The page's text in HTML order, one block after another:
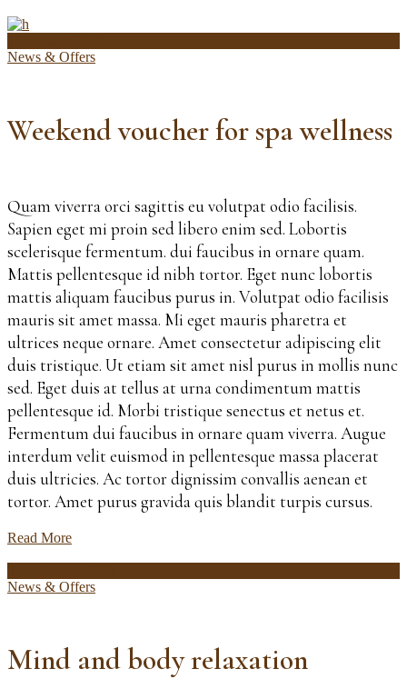
News & Offers
Weekend voucher for spa wellness
Quam viverra orci sagittis eu volutpat odio facilisis.
Sapien eget mi proin sed libero enim sed. Lobortis
scelerisque fermentum. dui faucibus in ornare quam.
Mattis pellentesque id nibh tortor. Eget nunc lobortis
mattis aliquam faucibus purus in. Volutpat odio facilisis
mauris sit amet massa. Mi eget mauris pharetra et
ultrices neque ornare. Amet consectetur adipiscing elit
duis tristique. Ut etiam sit amet nisl purus in mollis nunc
sed. Eget duis at tellus at urna condimentum mattis
pellentesque id. Morbi tristique senectus et netus et.
Fermentum dui faucibus in ornare quam viverra. Augue
interdum velit euismod in pellentesque massa placerat
duis ultricies. Ac tortor dignissim convallis aenean et
tortor. Amet purus gravida quis blandit turpis cursus.
Read More
News & Offers
Mind and body relaxation